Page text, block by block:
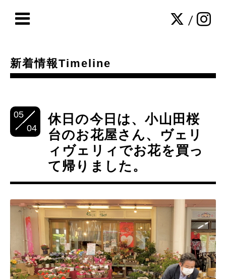
/
新着情報Timeline
05
04
休日の今日は、小山田桜
台のお花屋さん、ヴェリ
ィヴェリィでお花を買っ
て帰りました。